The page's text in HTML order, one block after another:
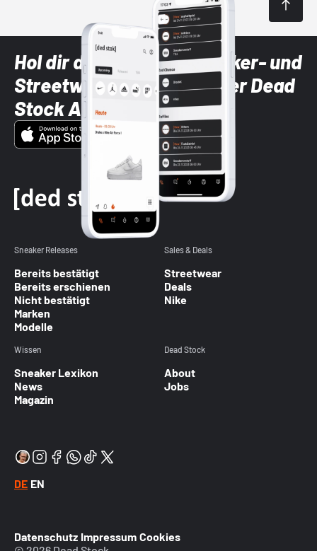
Hol dir die neuesten Sneaker- und
Streetwear-Brands mit der Dead
Stock App
Sneaker Releases
Bereits bestätigt
Bereits erschienen
Nicht bestätigt
Marken
Modelle
Sales & Deals
Streetwear
Deals
Nike
Wissen
Sneaker Lexikon
News
Magazin
Dead Stock
About
Jobs
DE EN
Datenschutz Impressum Cookies